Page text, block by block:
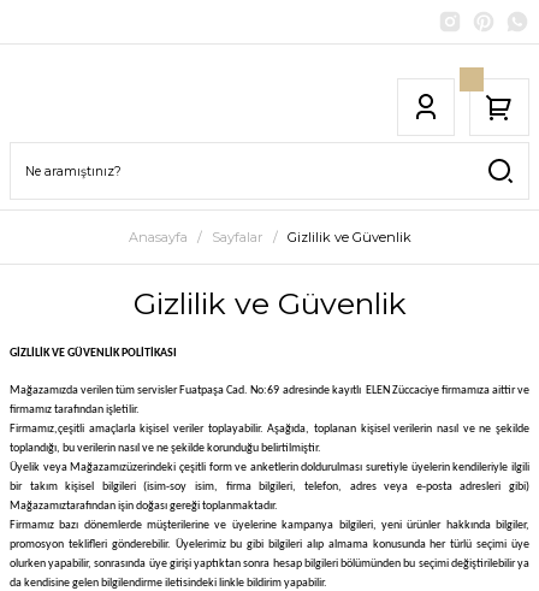
Anasayfa Sayfalar Gizlilik ve Güvenlik
Gizlilik ve Güvenlik
GİZLİLİK VE GÜVENLİK POLİTİKASI
Mağazamızda verilen tüm servisler Fuatpaşa Cad. No:69 adresinde kayıtlı ELEN Züccaciyefirmamıza aittir ve
firmamız tarafından işletilir.
Firmamız,çeşitli amaçlarla kişisel veriler toplayabilir. Aşağıda, toplanan kişisel verilerin nasıl ve ne şekilde
toplandığı, bu verilerin nasıl ve ne şekilde korunduğu belirtilmiştir.
Üyelik veya Mağazamızüzerindeki çeşitli form ve anketlerin doldurulması suretiyle üyelerin kendileriyle ilgili
bir takım kişisel bilgileri (isim-soy isim, firma bilgileri, telefon, adres veya e-posta adresleri gibi)
Mağazamıztarafından işin doğası gereği toplanmaktadır.
Firmamız bazı dönemlerde müşterilerine ve üyelerine kampanya bilgileri, yeni ürünler hakkında bilgiler,
promosyon teklifleri gönderebilir. Üyelerimiz bu gibi bilgileri alıp almama konusunda her türlü seçimi üye
olurken yapabilir, sonrasında üye girişi yaptıktan sonra hesap bilgileri bölümünden bu seçimi değiştirilebilir ya
da kendisine gelen bilgilendirme iletisindeki linkle bildirim yapabilir.